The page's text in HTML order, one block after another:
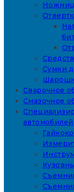
Сумки
Сварочное
Смазочное
автомобилей